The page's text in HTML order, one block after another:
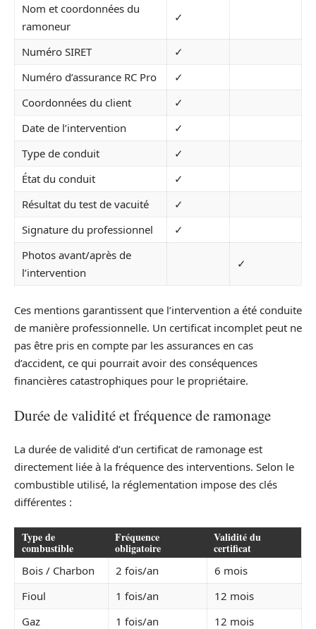
Nom et coordonnées du
ramoneur
✓
Numéro SIRET
✓
Numéro d’assurance RC Pro
✓
Coordonnées du client
✓
Date de l’intervention
✓
Type de conduit
✓
État du conduit
✓
Résultat du test de vacuité
✓
Signature du professionnel
✓
Photos avant/après de
l’intervention
✓
Ces mentions garantissent que l’intervention a été conduite
de manière professionnelle. Un certificat incomplet peut ne
pas être pris en compte par les assurances en cas
d’accident, ce qui pourrait avoir des conséquences
financières catastrophiques pour le propriétaire.
Durée de validité et fréquence de ramonage
La durée de validité d’un certificat de ramonage est
directement liée à la fréquence des interventions. Selon le
combustible utilisé, la réglementation impose des clés
différentes :
Type de
combustible
Fréquence
obligatoire
Validité du
certificat
Bois / Charbon 2 fois/an
6 mois
Fioul
1 fois/an
12 mois
Gaz
1 fois/an 12 mois